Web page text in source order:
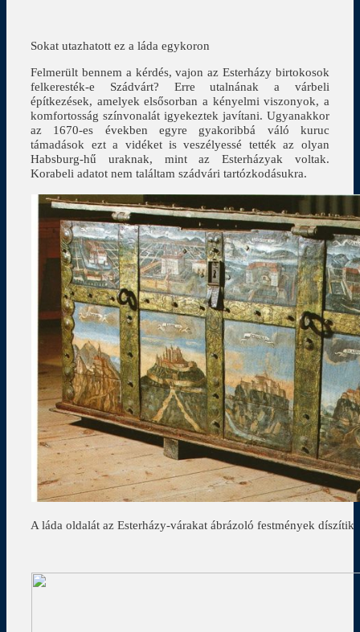
Sokat utazhatott ez a láda egykoron
Felmerült bennem a kérdés, vajon az Esterházy birtokosok
felkeresték-e Szádvárt? Erre utalnának a várbeli
építkezések, amelyek elsősorban a kényelmi viszonyok, a
komfortosság színvonalát igyekeztek javítani. Ugyanakkor
az 1670-es években egyre gyakoribbá váló kuruc
támadások ezt a vidéket is veszélyessé tették az olyan
Habsburg-hű uraknak, mint az Esterházyak voltak.
Korabeli adatot nem találtam szádvári tartózkodásukra.
A láda oldalát az Esterházy-várakat ábrázoló festmények díszítik